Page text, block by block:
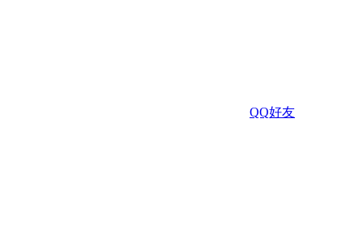
QQ好友